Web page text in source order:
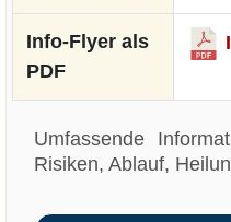
Info-Flyer als
PDF
Umfassende
Risiken, Ablauf,